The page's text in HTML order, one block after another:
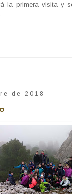
la primera visita y
de 2018